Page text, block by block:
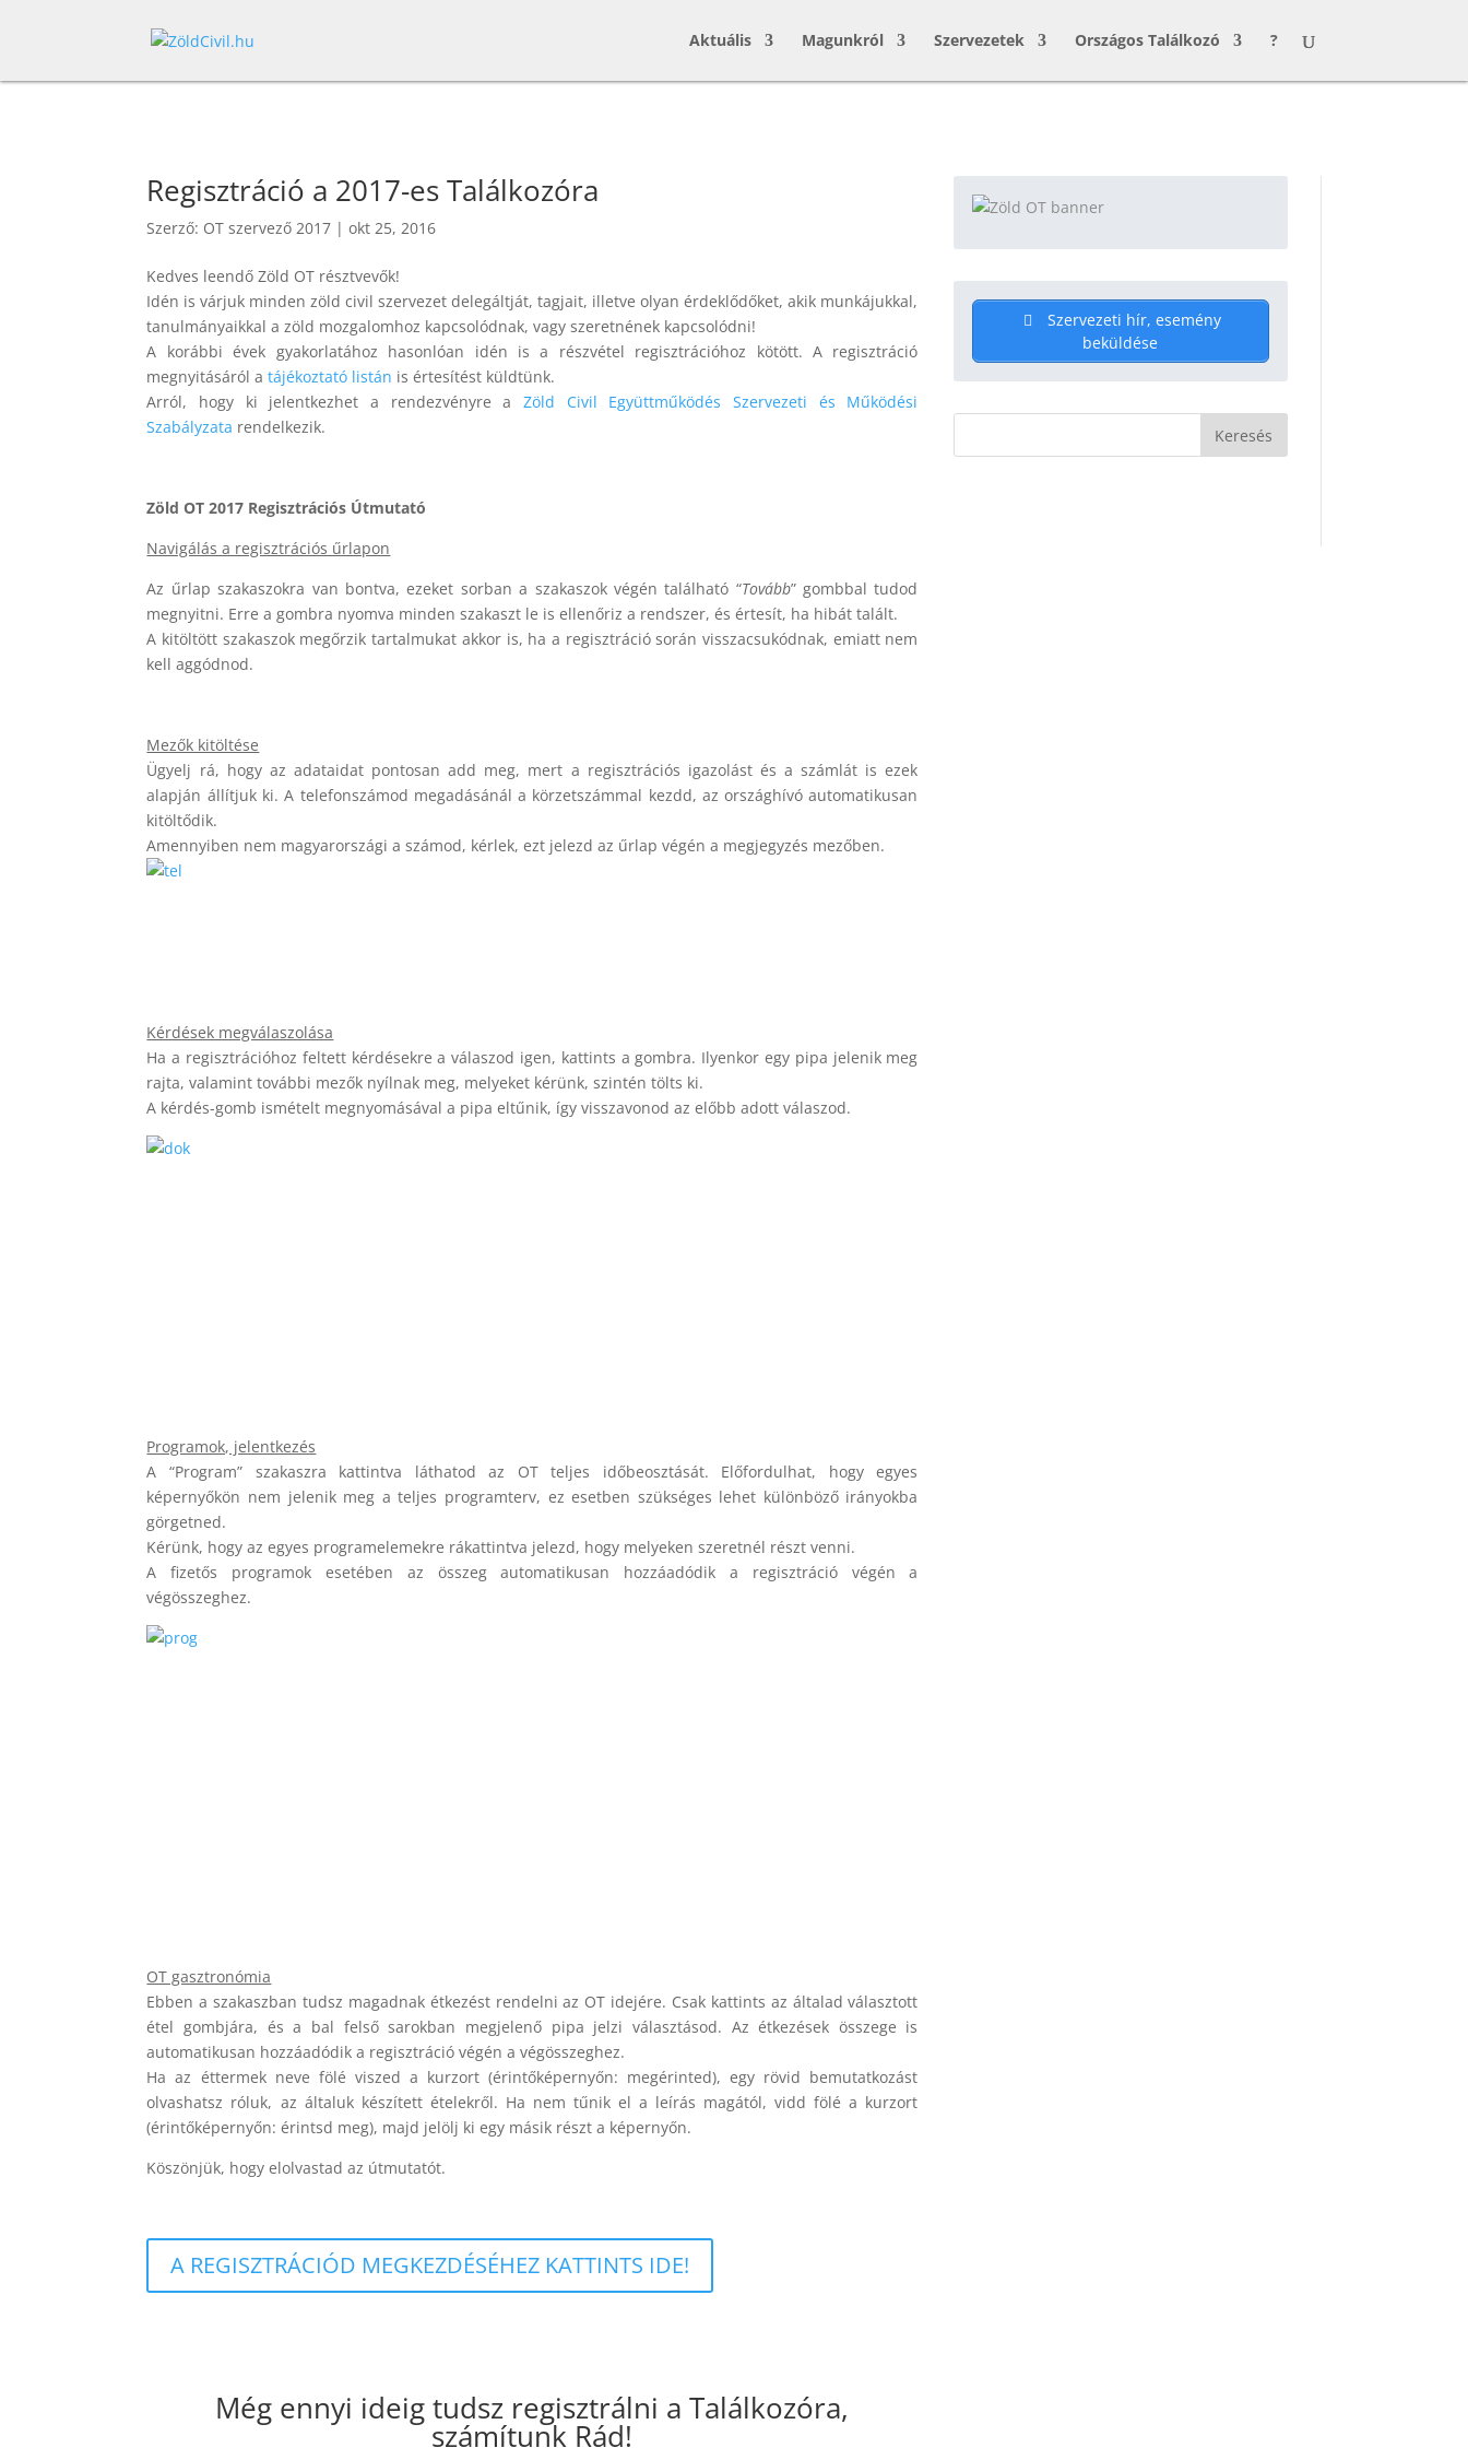
Aktuális Magunkról Szervezetek Országos Találkozó ?
Regisztráció a 2017-es Találkozóra
Szerző: OT szervező 2017 |okt 25, 2016
Kedves leendő Zöld OT résztvevők!
Idén is várjuk minden zöld civil szervezet delegáltját, tagjait, illetve olyan érdeklődőket, akik munkájukkal,
tanulmányaikkal a zöld mozgalomhoz kapcsolódnak, vagy szeretnének kapcsolódni!
A korábbi évek gyakorlatához hasonlóan idén is a részvétel regisztrációhoz kötött. A regisztráció
megnyitásáról atájékoztató listán is értesítést küldtünk.
Arról, hogy ki jelentkezhet a rendezvényre aZöld Civil Együttműködés Szervezeti és Működési
Szabályzata rendelkezik.
Zöld OT 2017 Regisztrációs Útmutató
Navigálás a regisztrációs űrlapon
Az űrlap szakaszokra van bontva, ezeket sorban a szakaszok végén található “Tovább” gombbal tudod
megnyitni. Erre a gombra nyomva minden szakaszt le is ellenőriz a rendszer, és értesít, ha hibát talált.
A kitöltött szakaszok megőrzik tartalmukat akkor is, ha a regisztráció során visszacsukódnak, emiatt nem
kell aggódnod.
Mezők kitöltése
Ügyelj rá, hogy az adataidat pontosan add meg, mert a regisztrációs igazolást és a számlát is ezek
alapján állítjuk ki. A telefonszámod megadásánál a körzetszámmal kezdd, az országhívó automatikusan
kitöltődik.
Amennyiben nem magyarországi a számod, kérlek, ezt jelezd az űrlap végén a megjegyzés mezőben.
Kérdések megválaszolása
Ha a regisztrációhoz feltett kérdésekre a válaszod igen, kattints a gombra. Ilyenkor egy pipa jelenik meg
rajta, valamint további mezők nyílnak meg, melyeket kérünk, szintén tölts ki.
A kérdés-gomb ismételt megnyomásával a pipa eltűnik, így visszavonod az előbb adott válaszod.
Programok, jelentkezés
A “Program” szakaszra kattintva láthatod az OT teljes időbeosztását. Előfordulhat, hogy egyes
képernyőkön nem jelenik meg a teljes programterv, ez esetben szükséges lehet különböző irányokba
görgetned.
Kérünk, hogy az egyes programelemekre rákattintva jelezd, hogy melyeken szeretnél részt venni.
A fizetős programok esetében az összeg automatikusan hozzáadódik a regisztráció végén a
végösszeghez.
OT gasztronómia
Ebben a szakaszban tudsz magadnak étkezést rendelni az OT idejére. Csak kattints az általad választott
étel gombjára, és a bal felső sarokban megjelenő pipa jelzi választásod. Az étkezések összege is
automatikusan hozzáadódik a regisztráció végén a végösszeghez.
Ha az éttermek neve fölé viszed a kurzort (érintőképernyőn: megérinted), egy rövid bemutatkozást
olvashatsz róluk, az általuk készített ételekről. Ha nem tűnik el a leírás magától, vidd fölé a kurzort
(érintőképernyőn: érintsd meg), majd jelölj ki egy másik részt a képernyőn.
Köszönjük, hogy elolvastad az útmutatót.
A REGISZTRÁCIÓD MEGKEZDÉSÉHEZ KATTINTS IDE!
Még ennyi ideig tudsz regisztrálni a Találkozóra,
számítunk Rád!
Szervezeti hír, esemény
beküldése